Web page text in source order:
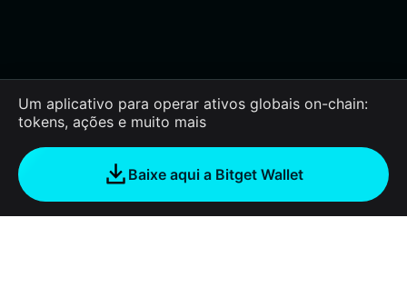
Um aplicativo para operar ativos globais on-chain:
tokens, ações e muito mais
Baixe aqui a Bitget Wallet